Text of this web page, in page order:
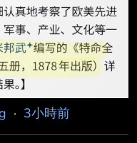
· 3小時前